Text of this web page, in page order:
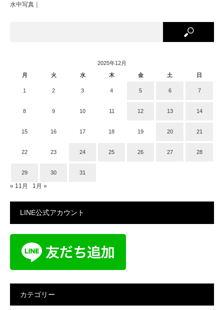
水中写真｜
2025年12月
月
火 水 木 金 土 日
1 2 3 4 5 6 7
8 9 10 11 12 13 14
15 16 17 18 19 20 21
22 23 24 25 26 27 28
29 30 31
« 11月 1月 »
LINE公式アカウント
カテゴリー